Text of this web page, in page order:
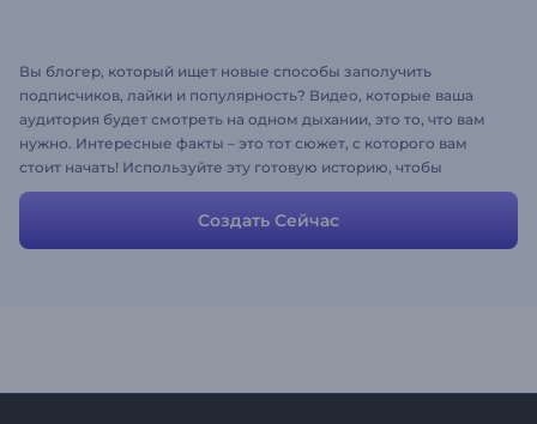
Вы блогер, который ищет новые способы заполучить
подписчиков, лайки и популярность? Видео, которые ваша
аудитория будет смотреть на одном дыхании, это то, что вам
нужно. Интересные факты – это тот сюжет, с которого вам
стоит начать! Используйте эту готовую историю, чтобы
представить интересные факты о космосе, просто изменив
тексты и настроив шаблон.Создать Сейчас